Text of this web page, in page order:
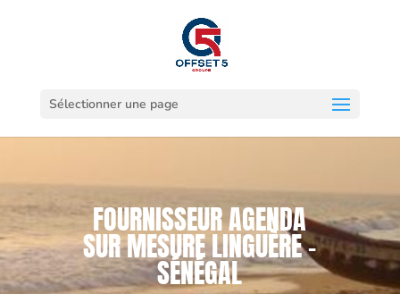
Sélectionner une page
FOURNISSEUR AGENDA
SUR MESURE LINGUÈRE -
SÉNÉGAL